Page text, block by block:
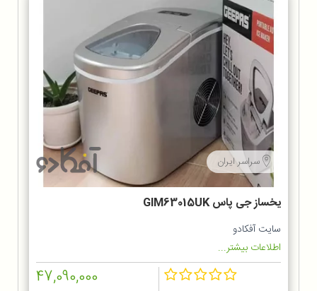
سراسر ایران
یخساز جی پاس GIM63015UK
سایت آفکادو
اطلاعات بیشتر...
47,090,000